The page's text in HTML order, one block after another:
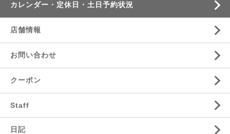
カレンダー・定休日・土日予約状況
店舗情報
お問い合わせ
クーポン
Staff
日記